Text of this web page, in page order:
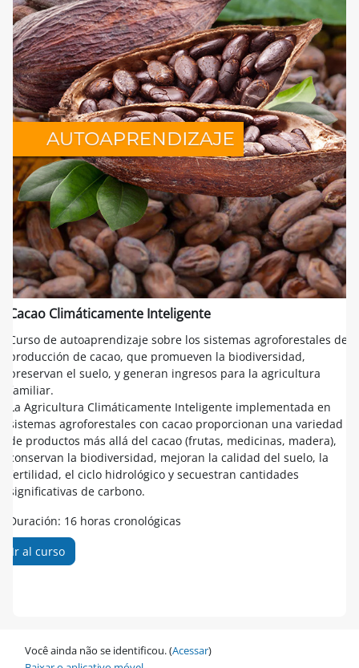
Cacao Climáticamente Inteligente
Curso de autoaprendizaje sobre los sistemas agroforestales de
producción de cacao, que promueven la biodiversidad,
preservan el suelo, y generan ingresos para la agricultura
familiar.
La Agricultura Climáticamente Inteligente implementada en
sistemas agroforestales con cacao proporcionan una variedad
de productos más allá del cacao (frutas, medicinas, madera),
conservan la biodiversidad, mejoran la calidad del suelo, la
fertilidad, el ciclo hidrológico y secuestran cantidades
significativas de carbono.
Duración: 16 horas cronológicas
Ir al curso
Você ainda não se identificou. (Acessar)